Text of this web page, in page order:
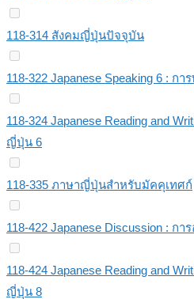
118-314 สังคมญี่ปุ่นปัจจุบัน
118-322 Japanese Speaking 6 : ก
118-324 Japanese Reading and
ญี่ปุ่น 6
118-335 ภาษาญี่ปุ่นสำหรับมัคคุเทศก์
118-422 Japanese Discussion : ก
118-424 Japanese Reading and
ญี่ปุ่น 8